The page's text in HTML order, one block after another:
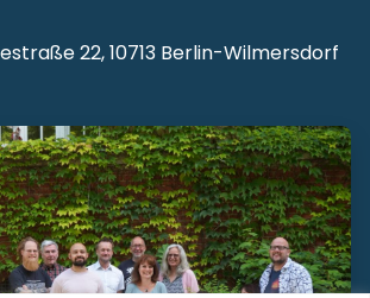
22, 10713 Berlin-Wilmersdorf